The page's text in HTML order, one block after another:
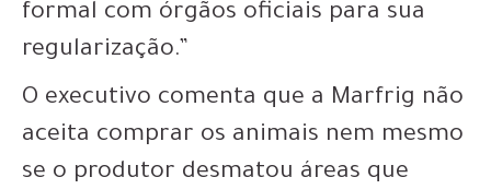
formal com órgãos oficiais para sua
regularização.”
O executivo comenta que a Marfrig não
aceita comprar os animais nem mesmo
se o produtor desmatou áreas que